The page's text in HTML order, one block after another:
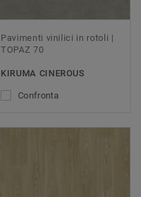
Pavimenti vinilici in rotoli |
TOPAZ 70
KIRUMA CINEROUS
Confronta